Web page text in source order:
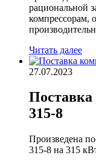
рациональной
компрессорам,
Читать далее
27.07.2023
315-8
Произведена
315-8 на 315